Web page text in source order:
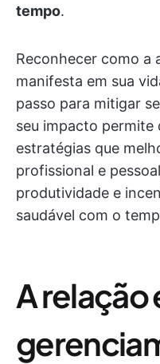
tempo.
Reconhecer como a
manifesta em sua
passo para mitigar
seu impacto permite
estratégias que
profissional e
produtividade e
saudável com o
A relação